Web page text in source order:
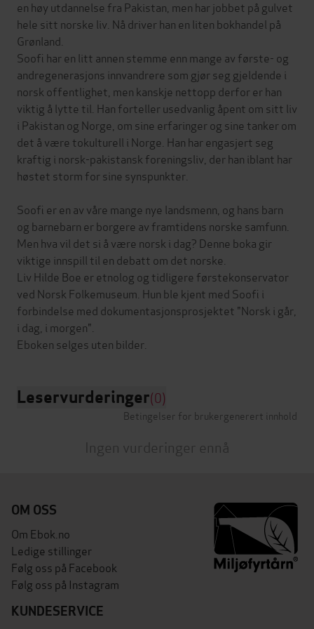
en høy utdannelse fra Pakistan, men har jobbet på gulvet
hele sitt norske liv. Nå driver han en liten bokhandel på
Grønland.
Soofi har en litt annen stemme enn mange av første- og
andregenerasjons innvandrere som gjør seg gjeldende i
norsk offentlighet, men kanskje nettopp derfor er han
viktig å lytte til. Han forteller usedvanlig åpent om sitt liv
i Pakistan og Norge, om sine erfaringer og sine tanker om
det å være tokulturell i Norge. Han har engasjert seg
kraftig i norsk-pakistansk foreningsliv, der han iblant har
høstet storm for sine synspunkter.
Soofi er en av våre mange nye landsmenn, og hans barn
og barnebarn er borgere av framtidens norske samfunn.
Men hva vil det si å være norsk i dag? Denne boka gir
viktige innspill til en debatt om det norske.
Liv Hilde Boe er etnolog og tidligere førstekonservator
ved Norsk Folkemuseum. Hun ble kjent med Soofi i
forbindelse med dokumentasjonsprosjektet "Norsk i går,
i dag, i morgen".
Leservurderinger(0)
Betingelser for brukergenerert innhold
Ingen vurderinger ennå
OM OSS
Om Ebok.no
Ledige stillinger
Følg oss på Facebook
Følg oss på Instagram
KUNDESERVICE